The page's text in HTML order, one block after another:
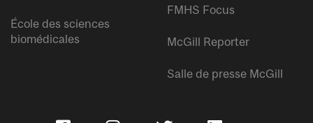
École des sciences
biomédicales
FMHS Focus
McGill Reporter
Salle de presse McGill